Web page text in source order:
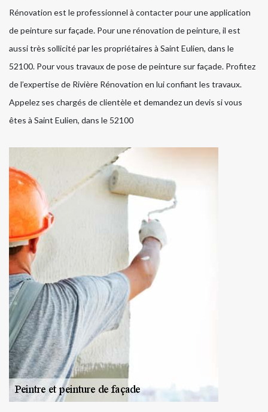
Rénovation est le professionnel à contacter pour une application
de peinture sur façade. Pour une rénovation de peinture, il est
aussi très sollicité par les propriétaires à Saint Eulien, dans le
52100. Pour vous travaux de pose de peinture sur façade. Profitez
de l’expertise de Rivière Rénovation en lui confiant les travaux.
Appelez ses chargés de clientèle et demandez un devis si vous
êtes à Saint Eulien, dans le 52100